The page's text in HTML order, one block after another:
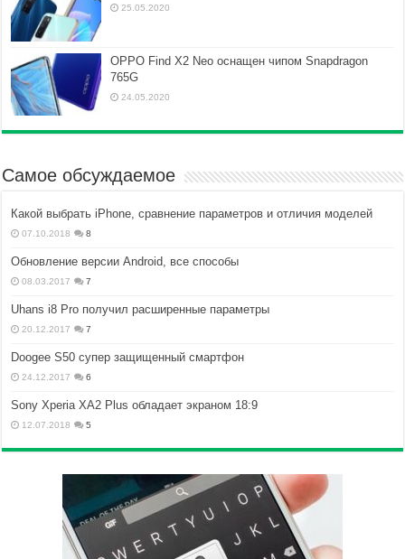
25.05.2020
OPPO Find X2 Neo оснащен чипом Snapdragon
765G
24.05.2020
Самое обсуждаемое
Какой выбрать iPhone, сравнение параметров и отличия моделей
07.10.2018 8
Обновление версии Android, все способы
08.03.2017 7
Uhans i8 Pro получил расширенные параметры
20.12.2017 7
Doogee S50 супер защищенный смартфон
24.12.2017 6
Sony Xperia XA2 Plus обладает экраном 18:9
12.07.2018 5